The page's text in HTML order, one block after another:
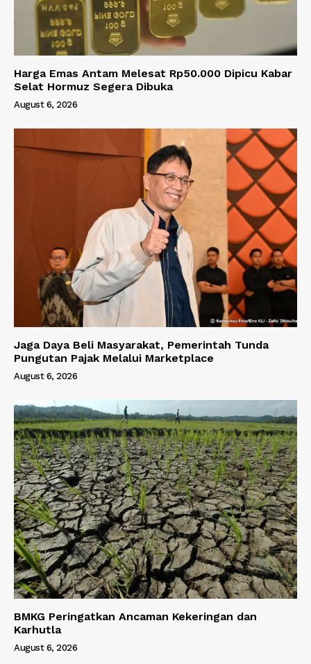
Harga Emas Antam Melesat Rp50.000 Dipicu Kabar
Selat Hormuz Segera Dibuka
August 6, 2026
Jaga Daya Beli Masyarakat, Pemerintah Tunda
Pungutan Pajak Melalui Marketplace
August 6, 2026
BMKG Peringatkan Ancaman Kekeringan dan
Karhutla
August 6, 2026